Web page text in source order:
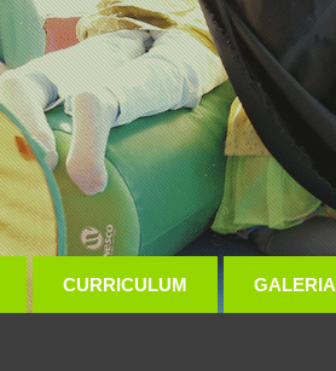
CURRICULUM GALERIA